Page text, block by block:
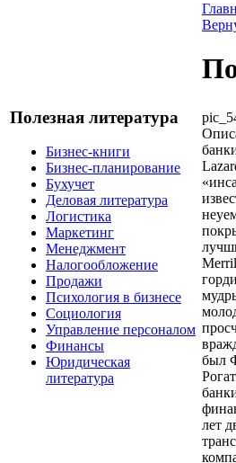
Полезная литература
Бизнес-книги
Бизнес-планирование
Бухучет
Деловая литература
Логистика
Маркетинг
Менеджмент
Налогообложение
Продажи
Психология в бизнесе
Социология
Управление персоналом
Финансы
Юридическая
литература
был
лет